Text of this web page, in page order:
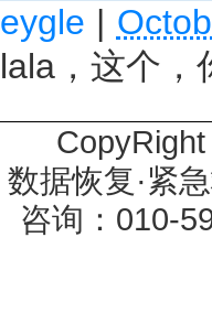
eygle |
lala，这个，
数据恢复·紧
咨询：010-